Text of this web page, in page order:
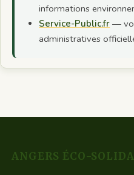
informations
Service-Public.fr —
administratives
ANGERS ÉCO-